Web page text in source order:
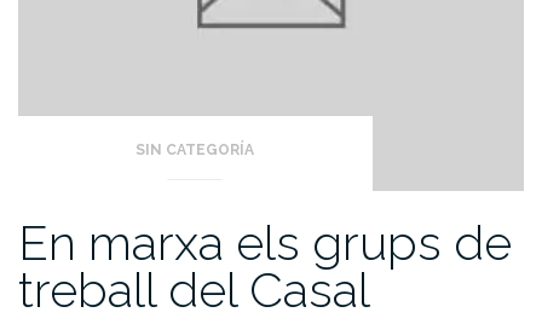
SIN CATEGORÍA
En marxa els grups de
treball del Casal